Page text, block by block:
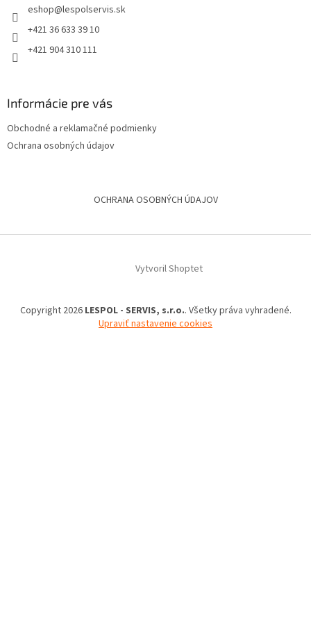
eshop@lespolservis.sk
+421 36 633 39 10
+421 904 310 111
Informácie pre vás
Obchodné a reklamačné podmienky
Ochrana osobných údajov
OCHRANA OSOBNÝCH ÚDAJOV
Vytvoril Shoptet
Copyright 2026 LESPOL - SERVIS, s.r.o.. Všetky práva vyhradené.
Upraviť nastavenie cookies